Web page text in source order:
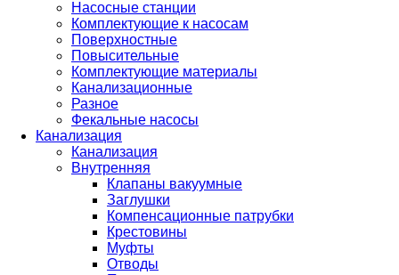
Насосные станции
Комплектующие к насосам
Поверхностные
Повысительные
Комплектующие материалы
Канализационные
Разное
Фекальные насосы
Канализация
Канализация
Внутренняя
Клапаны вакуумные
Заглушки
Компенсационные патрубки
Крестовины
Муфты
Отводы